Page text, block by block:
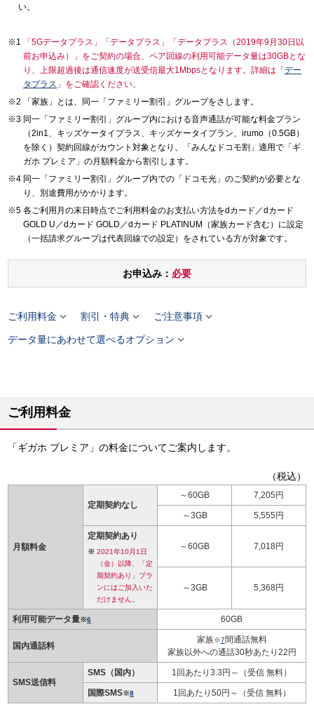
い。
「5Gデータプラス」「データプラス」「データプラス（2019年9月30日以
前お申込み）」をご契約の場合、ペア回線の利用可能データ量は30GBとな
り、上限超過後は通信速度が送受信最大1Mbpsとなります。詳細は「 デー
タプラス 」をご確認ください。
「家族」とは、同一「ファミリー割引」グループをさします。
同一「ファミリー割引」グループ内における音声通話が可能な料金プラン
（2in1、キッズケータイプラス、キッズケータイプラン、irumo（0.5GB）
を除く）契約回線がカウント対象となり、「みんなドコモ割」適用で「ギ
ガホ プレミア」の月額料金から割引します。
同一「ファミリー割引」グループ内での「ドコモ光」のご契約が必要とな
り、別途費用がかかります。
各ご利用月の末日時点でご利用料金のお支払い方法をdカード／dカード
GOLD U／dカード GOLD／dカード PLATINUM（家族カード含む）に設定
（一括請求グループは代表回線での設定）をされている方が対象です。
お申込み： 必要
ご利用料金  割引・特典 ご注意事項
データ量にあわせて選べるオプション 
ご利用料金
「ギガホ プレミア」の料金についてご案内します。
（税込）
月額料金
定期契約なし
～60GB 7,205円
～3GB 5,555円
定期契約あり
2021年10月1日
（金）以降、「定
期契約あり」プラ
ンにはご加入いた
だけません。
～60GB 7,018円
～3GB 5,368円
利用可能データ量※6 60GB
国内通話料
家族※7間通話無料
家族以外への通話30秒あたり22円
SMS送信料
SMS（国内） 1回あたり3.3円～（受信 無料）
国際SMS※8 1回あたり50円～（受信 無料）